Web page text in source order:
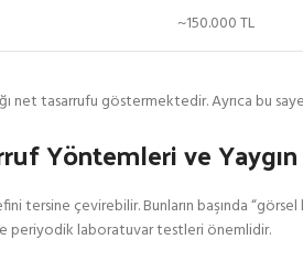
~150.000 TL
net tasarrufu göstermektedir. Ayrıca bu
Yöntemleri ve
tersine çevirebilir. Bunların başında
periyodik laboratuvar testleri önemlidir.